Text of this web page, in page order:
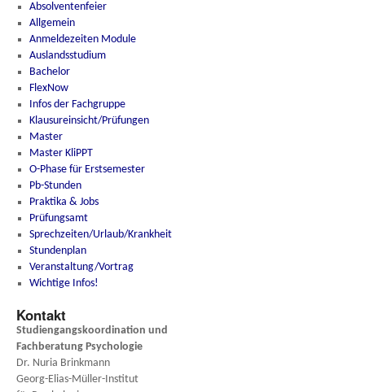
Absolventenfeier
Allgemein
Anmeldezeiten Module
Auslandsstudium
Bachelor
FlexNow
Infos der Fachgruppe
Klausureinsicht/Prüfungen
Master
Master KliPPT
O-Phase für Erstsemester
Pb-Stunden
Praktika & Jobs
Prüfungsamt
Sprechzeiten/Urlaub/Krankheit
Stundenplan
Veranstaltung/Vortrag
Wichtige Infos!
Kontakt
Studiengangskoordination und
Fachberatung Psychologie
Dr. Nuria Brinkmann
Georg-Elias-Müller-Institut